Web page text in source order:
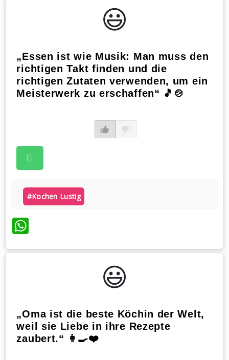
😃️
„Essen ist wie Musik: Man muss den
richtigen Takt finden und die
richtigen Zutaten verwenden, um ein
Meisterwerk zu erschaffen“ 🎵🍲
#kochen Lustig
WhatsApp
😃️
„Oma ist die beste Köchin der Welt,
weil sie Liebe in ihre Rezepte
zaubert.“ 👩‍🍳❤️